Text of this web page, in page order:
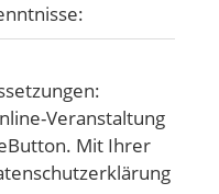
Veranstaltung
Mit Ihrer